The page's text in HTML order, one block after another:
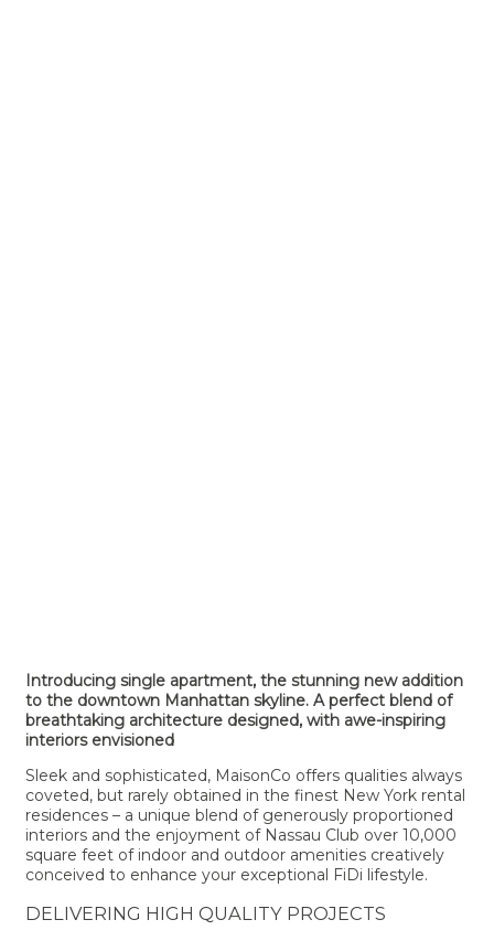
Introducing single apartment, the stunning new addition
to the downtown Manhattan skyline. A perfect blend of
breathtaking architecture designed, with awe-inspiring
interiors envisioned
Sleek and sophisticated, MaisonCo offers qualities always
coveted, but rarely obtained in the finest New York rental
residences – a unique blend of generously proportioned
interiors and the enjoyment of Nassau Club over 10,000
square feet of indoor and outdoor amenities creatively
conceived to enhance your exceptional FiDi lifestyle.
DELIVERING HIGH QUALITY PROJECTS